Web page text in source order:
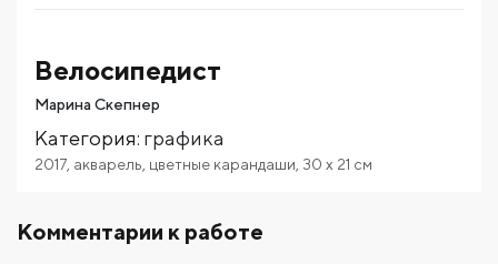
Велосипедист
Марина Скепнер
Категория: графика
2017 акварель цветные карандаши 30 x 21 см
Комментарии к работе